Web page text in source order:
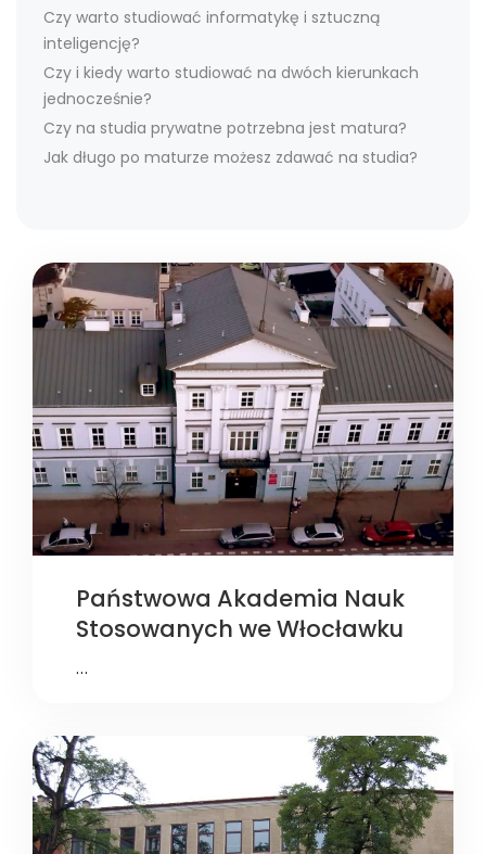
Czy warto studiować informatykę i sztuczną
inteligencję?
Czy i kiedy warto studiować na dwóch kierunkach
jednocześnie?
Czy na studia prywatne potrzebna jest matura?
Jak długo po maturze możesz zdawać na studia?
Państwowa Akademia Nauk
Stosowanych we Włocławku
…